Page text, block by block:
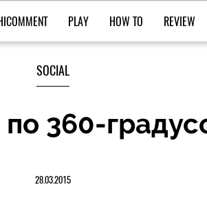
PLAY HOW TO REVIEW
SOCIAL
360-
28.03.2015